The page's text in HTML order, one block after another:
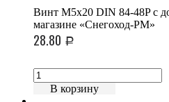
Винт М5х20 DIN 84-48P с
магазине «Снегоход-РМ»
28.80 Р
В корзину